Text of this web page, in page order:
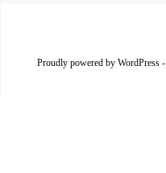
Proudly powered by WordPress-